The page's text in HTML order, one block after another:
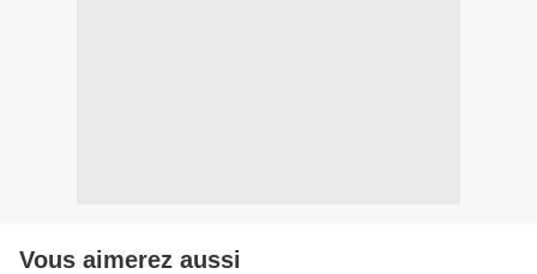
Vous aimerez aussi